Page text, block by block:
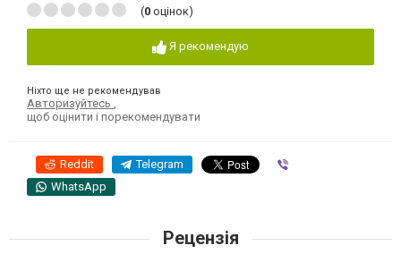
(0 оцінок)
Я рекомендую
Ніхто ще не рекомендував
Авторизуйтесь
щоб оцінити і порекомендувати
Reddit Telegram
WhatsApp
Рецензія